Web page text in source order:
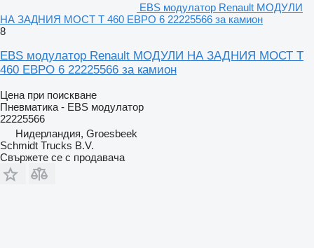
EBS модулатор Renault МОДУЛИ
НА ЗАДНИЯ МОСТ T 460 ЕВРО 6 22225566 за камион
8
EBS модулатор Renault МОДУЛИ НА ЗАДНИЯ МОСТ T
460 ЕВРО 6 22225566 за камион
Цена при поискване
Пневматика - EBS модулатор
22225566
Нидерландия, Groesbeek
Schmidt Trucks B.V.
Свържете се с продавача